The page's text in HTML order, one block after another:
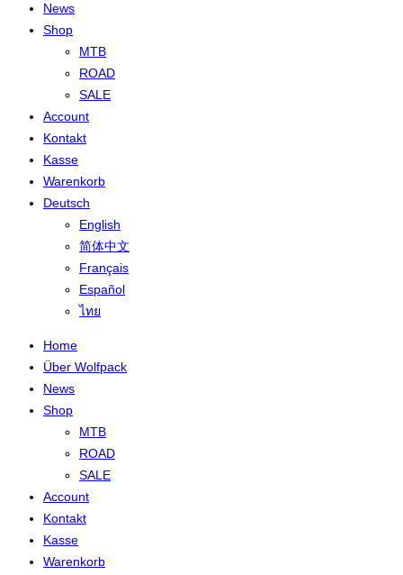
News
Shop
MTB
ROAD
SALE
Account
Kontakt
Kasse
Warenkorb
Deutsch
English
简体中文
Français
Español
ไทย
Home
Über Wolfpack
News
Shop
MTB
ROAD
SALE
Account
Kontakt
Kasse
Warenkorb